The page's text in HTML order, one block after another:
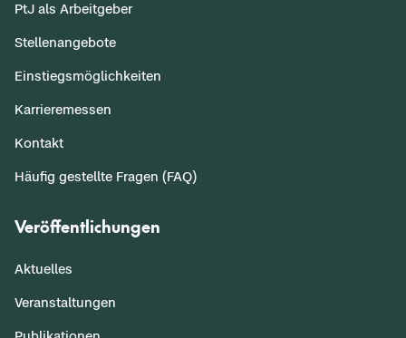
PtJ als Arbeitgeber
Stellenangebote
Einstiegsmöglichkeiten
Karrieremessen
Kontakt
Häufig gestellte Fragen (FAQ)
Veröffentlichungen
Aktuelles
Veranstaltungen